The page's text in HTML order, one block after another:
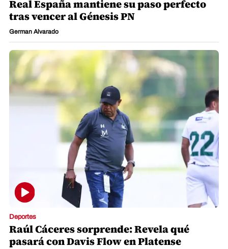
Real España mantiene su paso perfecto
tras vencer al Génesis PN
German Alvarado
Deportes
Raúl Cáceres sorprende: Revela qué
pasará con Davis Flow en Platense